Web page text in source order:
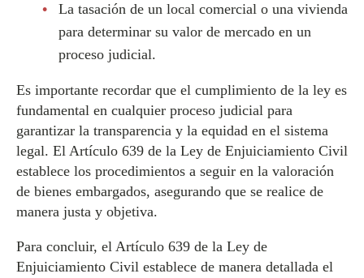
La tasación de un local comercial o una vivienda
para determinar su valor de mercado en un
proceso judicial.
Es importante recordar que el cumplimiento de la ley es
fundamental en cualquier proceso judicial para
garantizar la transparencia y la equidad en el sistema
legal. El Artículo 639 de la Ley de Enjuiciamiento Civil
establece los procedimientos a seguir en la valoración
de bienes embargados, asegurando que se realice de
manera justa y objetiva.
Para concluir, el Artículo 639 de la Ley de
Enjuiciamiento Civil establece de manera detallada el